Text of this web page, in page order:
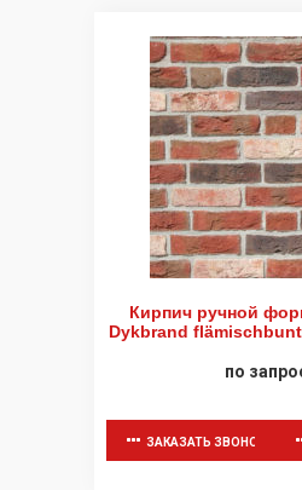
Кирпич ручной
Dykbrand
по
ЗАКАЗАТЬ ЗВОНОК